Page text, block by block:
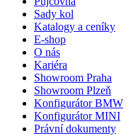
Sady kol
Katalogy a ceníky
E-shop
O nás
Kariéra
Showroom Praha
Showroom Plzeň
Konfigurátor BMW
Konfigurátor MINI
Právní dokumenty